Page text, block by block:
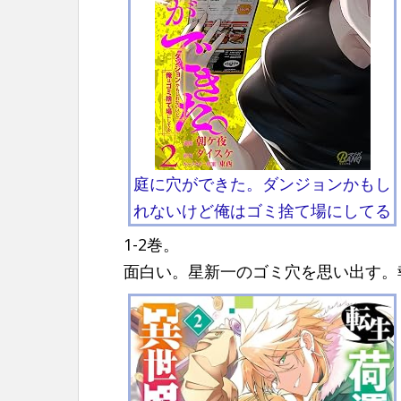
庭に穴ができた。ダンジョンかもし
れないけど俺はゴミ捨て場にしてる
1-2巻。
面白い。星新一のゴミ穴を思い出す。